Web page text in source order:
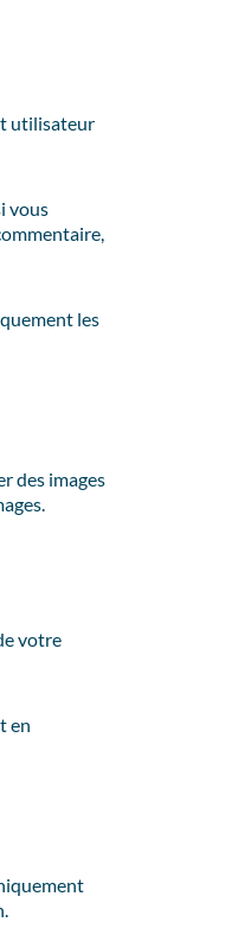
utilisateur
vous
les
des images
votre
en